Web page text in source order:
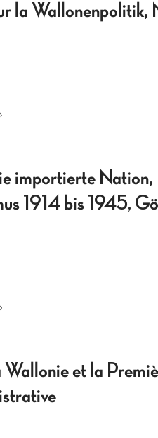
la
Nation,
1914 bis 1945,
et la